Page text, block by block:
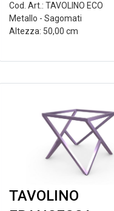
Cod. Art.: TAVOLINO ECO
Metallo - Sagomati
Altezza: 50,00 cm
TAVOLINO